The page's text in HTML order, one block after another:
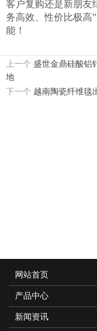
客户复购还是新朋友
务高效、性价比极高
能！
上一个 盛世金鼎硅酸铝
地
下一个 越南陶瓷纤维毯
网站首页
产品中心
新闻资讯